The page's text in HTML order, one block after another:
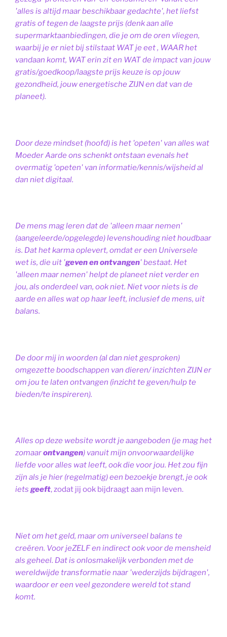
'alles is altijd maar beschikbaar gedachte', het liefst
gratis of tegen de laagste prijs (denk aan alle
supermarktaanbiedingen, die je om de oren vliegen,
waarbij je er niet bij stilstaat WAT je eet , WAAR het
vandaan komt, WAT erin zit en WAT de impact van jouw
gratis/goedkoop/laagste prijs keuze is op jouw
gezondheid, jouw energetische ZIJN en dat van de
planeet).
Door deze mindset (hoofd) is het 'opeten' van alles wat
Moeder Aarde ons schenkt ontstaan evenals het
overmatig 'opeten' van informatie/kennis/wijsheid al
dan niet digitaal.
De mens mag leren dat de 'alleen maar nemen'
(aangeleerde/opgelegde) levenshouding niet houdbaar
is. Dat het karma oplevert, omdat er een Universele
wet is, die uit 'geven en ontvangen' bestaat. Het
'alleen maar nemen' helpt de planeet niet verder en
jou, als onderdeel van, ook niet. Niet voor niets is de
aarde en alles wat op haar leeft, inclusief de mens, uit
balans.
De door mij in woorden (al dan niet gesproken)
omgezette boodschappen van dieren/ inzichten ZIJN er
om jou te laten ontvangen (inzicht te geven/hulp te
bieden/te inspireren).
Alles op deze website wordt je aangeboden (je mag het
zomaarontvangen) vanuit mijn onvoorwaardelijke
liefde voor alles wat leeft, ook die voor jou. Het zou fijn
zijn als je hier (regelmatig) een bezoekje brengt, je ook
iets geeft, zodat jij ook bijdraagt aan mijn leven.
Niet om het geld, maar om universeel balans te
creëren. Voor jeZELF en indirect ook voor de mensheid
als geheel. Dat is onlosmakelijk verbonden met de
wereldwijde transformatie naar 'wederzijds bijdragen',
waardoor er een veel gezondere wereld tot stand
komt.